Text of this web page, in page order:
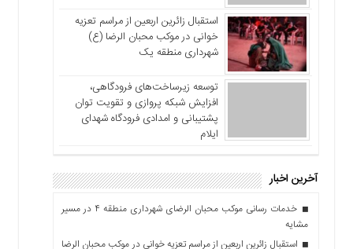
استقبال زائرین اربعین از مراسم تعزیه
خوانی در موکب محبان الرضا (ع)
شهرداری منطقه یک
توسعه زیرساخت‌های فرودگاهی،
افزایش شبکه پروازی و تقویت توان
پشتیبانی و امدادی فرودگاه شهدای
ایلام
آخرین اخبار
خدمات رسانی موکب محبان الرضای شهرداری منطقه ۴ در مسیر
مشایه
استقبال زائرین اربعین از مراسم تعزیه خوانی در موکب محبان الرضا